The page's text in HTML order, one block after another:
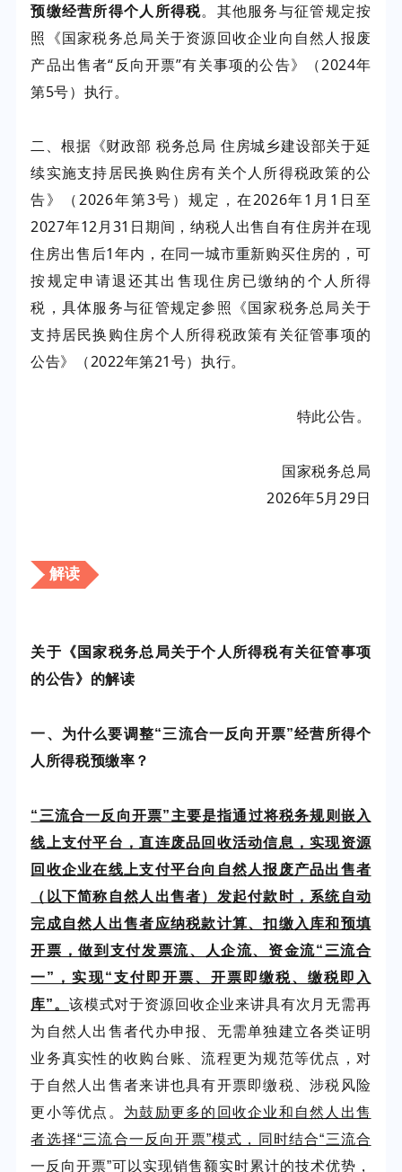
预缴经营所得个人所得税。其他服务与征管规定按
照《国家税务总局关于资源回收企业向自然人报废
产品出售者“反向开票”有关事项的公告》（2024年
第5号）执行。
二、根据《财政部 税务总局 住房城乡建设部关于延
续实施支持居民换购住房有关个人所得税政策的公
告》（2026年第3号）规定，在2026年1月1日至
2027年12月31日期间，纳税人出售自有住房并在现
住房出售后1年内，在同一城市重新购买住房的，可
按规定申请退还其出售现住房已缴纳的个人所得
税，具体服务与征管规定参照《国家税务总局关于
支持居民换购住房个人所得税政策有关征管事项的
公告》（2022年第21号）执行。
特此公告。
国家税务总局
2026年5月29日
解读
关于《国家税务总局关于个人所得税有关征管事项
的公告》的解读
一、为什么要调整“三流合一反向开票”经营所得个
人所得税预缴率？
“三流合一反向开票”主要是指通过将税务规则嵌入
线上支付平台，直连废品回收活动信息，实现资源
回收企业在线上支付平台向自然人报废产品出售者
（以下简称自然人出售者）发起付款时，系统自动
完成自然人出售者应纳税款计算、扣缴入库和预填
开票，做到支付发票流、人企流、资金流“三流合
一”，实现“支付即开票、开票即缴税、缴税即入
库”。 该模式对于资源回收企业来讲具有次月无需再
为自然人出售者代办申报、无需单独建立各类证明
业务真实性的收购台账、流程更为规范等优点，对
于自然人出售者来讲也具有开票即缴税、涉税风险
更小等优点。 为鼓励更多的回收企业和自然人出售
者选择“三流合一反向开票”模式，同时结合“三流合
一反向开票”可以实现销售额实时累计的技术优势，